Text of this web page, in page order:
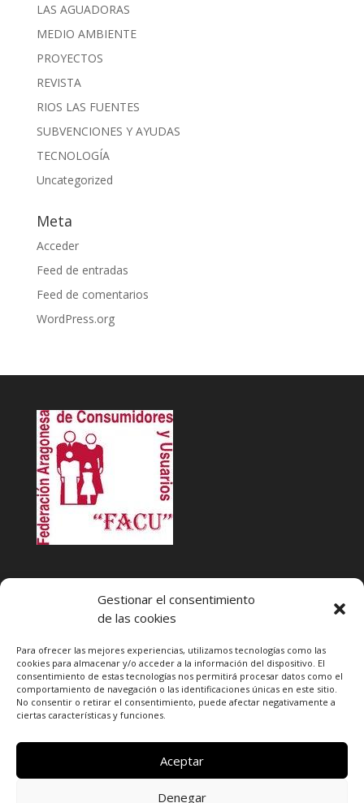
Gestionar el consentimiento
de las cookies
Para ofrecer las mejores experiencias, utilizamos tecnologías como las
cookies para almacenar y/o acceder a la información del dispositivo. El
consentimiento de estas tecnologías nos permitirá procesar datos como el
comportamiento de navegación o las identificaciones únicas en este sitio.
No consentir o retirar el consentimiento, puede afectar negativamente a
ciertas características y funciones.
Aceptar
Denegar
LAS AGUADORAS
MEDIO AMBIENTE
PROYECTOS
REVISTA
RIOS LAS FUENTES
SUBVENCIONES Y AYUDAS
TECNOLOGÍA
Uncategorized
Meta
Acceder
Feed de entradas
Feed de comentarios
WordPress.org
MARTES Y JUEVES de17:00 a 20 horas
Teléfono de contacto976 13 47 92
Federación Aragonesa Consumidores y Usuarios. FACU
Calle Leopoldo Romeo, 30 local